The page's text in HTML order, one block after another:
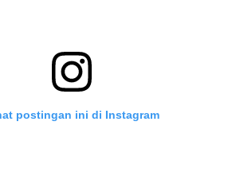
postingan ini di Instagram